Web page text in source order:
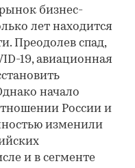
бизнес-
лет находится
Преодолев спад,
19, авиационная
начало
России и
изменили
и в сегменте